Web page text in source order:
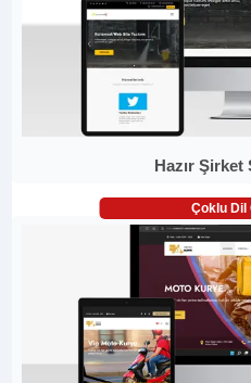
Hazır Şirket
Çoklu Dil